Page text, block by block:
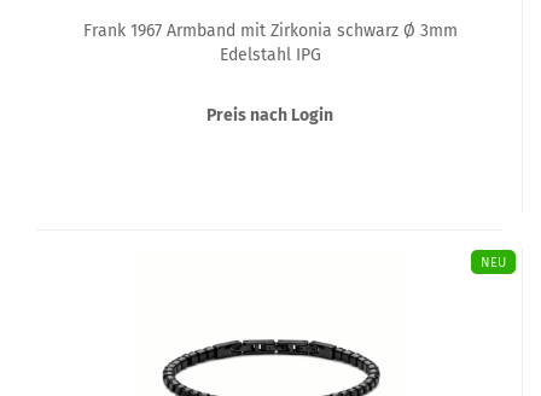
Frank 1967 Armband mit Zirkonia schwarz Ø 3mm
Edelstahl IPG
Preis nach Login
NEU